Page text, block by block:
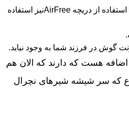
اگر شیشه شیر شما دارای دریچه AirFreeمجزایی نیست مشکلی ندارد زیرا شیشه شیر های ضد نفخ را می توان بدون استفاده از دریچه AirFreeنیز استفاده
گوش در فرزند شما به وجود نیاید.
هست که دارند که الان هم
که سر شیشه شیرهای نچرال